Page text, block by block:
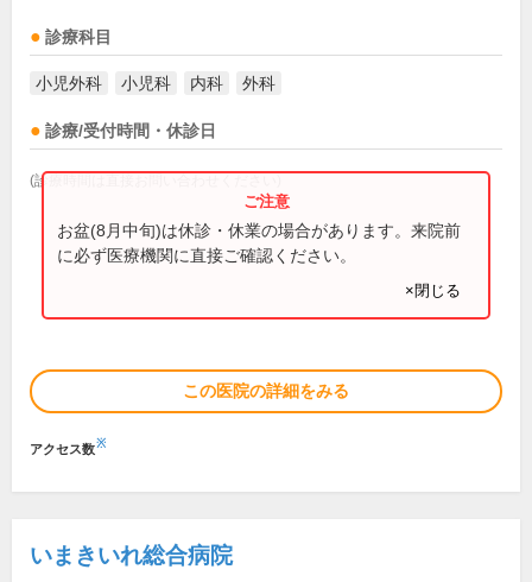
診療科目
小児外科 小児科 内科 外科
診療/受付時間・休診日
(診療時間は直接お問い合わせください)
お盆(8月中旬)は休診・休業の場合があります。来院前
に必ず医療機関に直接ご確認ください。
×閉じる
この医院の詳細をみる
アクセス数※
いまきいれ総合病院